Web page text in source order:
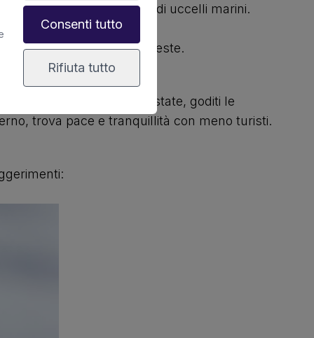
e un'abbondante colonia di uccelli marini.
del Este e Roque del Oeste.
esperienze diverse. In estate, goditi le
trova pace e tranquillità con meno turisti.
Consenti tutto
Rifiuta tutto